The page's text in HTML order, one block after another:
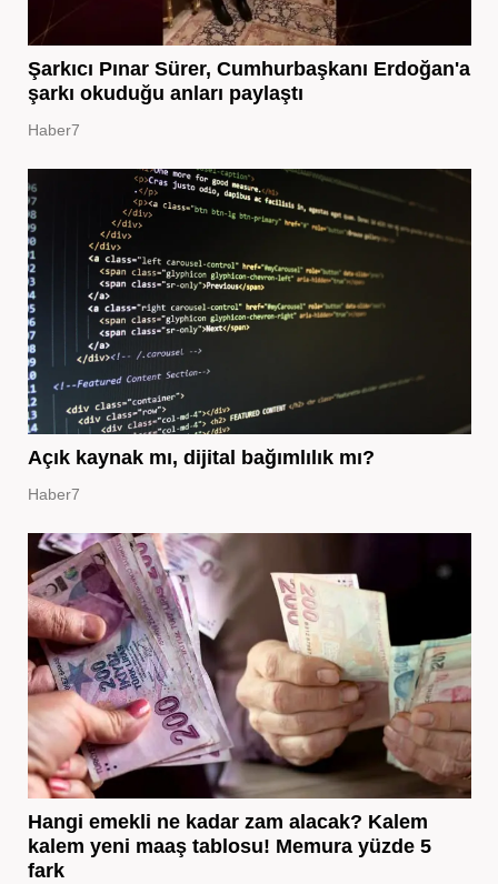
Şarkıcı Pınar Sürer, Cumhurbaşkanı Erdoğan'a
şarkı okuduğu anları paylaştı
Haber7
Açık kaynak mı, dijital bağımlılık mı?
Haber7
Hangi emekli ne kadar zam alacak? Kalem
kalem yeni maaş tablosu! Memura yüzde 5
fark